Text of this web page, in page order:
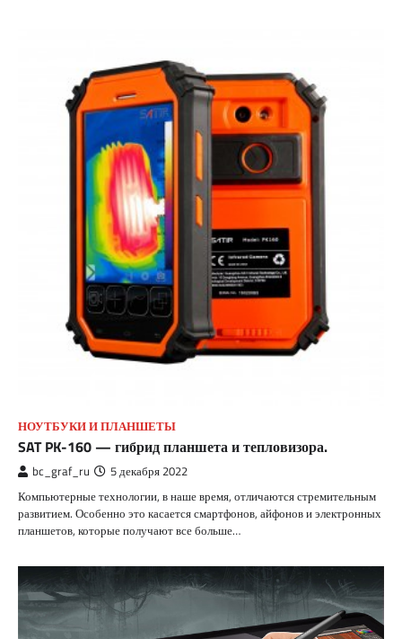
НОУТБУКИ И ПЛАНШЕТЫ
SAT PK-160 — гибрид планшета и тепловизора.
bc_graf_ru 5 декабря 2022
Компьютерные технологии, в наше время, отличаются стремительным
развитием. Особенно это касается смартфонов, айфонов и электронных
планшетов, которые получают все больше…